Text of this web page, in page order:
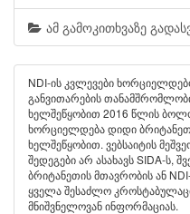
ამ გამოკითხვაზე
NDI-ის კვლევები
განვითარების
ხელშეწყობით 2016 წლის
ხორციელდება დიდი
ხელშეწყობით. ვებსაიტის
შედეგები არ ასახავს SIDA-ს,
ბრიტანეთის მთავრობის ან
ყველა შესაძლო
მნიშვნელოვან ინფორმაციას.